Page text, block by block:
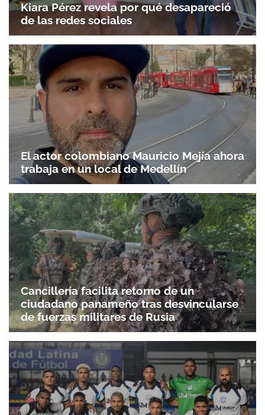
Kiara Pérez revela por qué desapareció
de las redes sociales
El actor colombiano Mauricio Mejía ahora
trabaja en un local de Medellín
Cancillería facilita retorno de un
ciudadano panameño tras desvincularse
de fuerzas militares de Rusia